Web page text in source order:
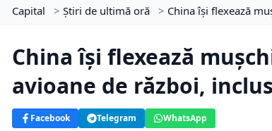
Capital > Știri de ultimă oră > China își flexează
China își flexează
avioane de război,
Facebook Telegram WhatsApp